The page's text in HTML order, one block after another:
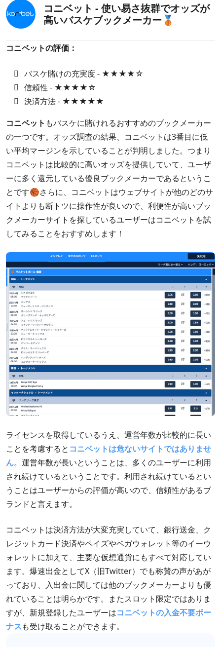
コニベット - 使い易さ抜群でオッズが
高いバスケブックメーカー🥉
コニベットの評価：
バスケ賭けの充実度 - ★★★★☆
信頼性 - ★★★★☆
決済方法 - ★★★★★
コニベット もバスケに賭けれるおすすめのブックメーカー
の一つです。オッズ調査の結果、コニベットは3番目に低
い平均マージンを示していることが判明しました。つまり
コニベットは比較的に高いオッズを提供していて、ユーザ
ーに多く還元している優良ブックメーカーであるというこ
とです🏀さらに、コニベットはウェブサイトが他のどのサ
イトよりも断トツに操作性が良いので、利便性が高いブッ
クメーカーサイトを探しているユーザーはコニベットを試
してみることをおすすめします！
ライセンスを取得しているうえ、運営年数が比較的に長い
ことを考慮すると コニベットは危ないサイトではありませ
ん。運営年数が長いということは、多くのユーザーに利用
され続けているということです。利用され続けているとい
うことはユーザーからの評価が高いので、信頼性があるブ
ランドと言えます。
コニベットは決済方法が大変充実していて、銀行送金、ク
レジットカード決済やペイズやベガウォレット等のイーウ
ォレットに加えて、主要な仮想通貨にもすべて対応してい
ます。爆速出金としてX（旧Twitter）でも称賛の声があが
っており、入出金に関しては他のブックメーカーよりも優
れていることは明らかです。またスロット限定ではありま
すが、新規登録したユーザーはコニベットの入金不要ボー
ナスも受け取ることができます。